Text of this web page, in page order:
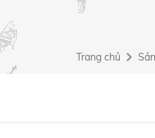
Trang chủ